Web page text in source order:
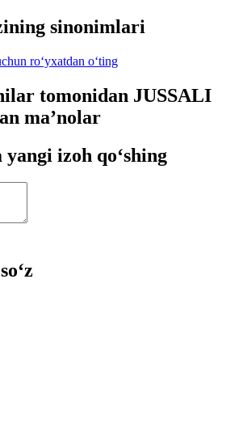
sinonimlari
ro‘yxatdan o‘ting
tomonidan JUSSALI
ma’nolar
yangi izoh qo‘shing